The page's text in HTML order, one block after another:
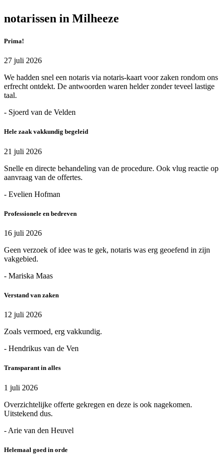
notarissen in Milheeze
Prima!
27 juli 2026
We hadden snel een notaris via notaris-kaart voor zaken rondom ons
erfrecht ontdekt. De antwoorden waren helder zonder teveel lastige
taal.
- Sjoerd van de Velden
Hele zaak vakkundig begeleid
21 juli 2026
Snelle en directe behandeling van de procedure. Ook vlug reactie op
aanvraag van de offertes.
- Evelien Hofman
Professionele en bedreven
16 juli 2026
Geen verzoek of idee was te gek, notaris was erg geoefend in zijn
vakgebied.
- Mariska Maas
Verstand van zaken
12 juli 2026
Zoals vermoed, erg vakkundig.
- Hendrikus van de Ven
Transparant in alles
1 juli 2026
Overzichtelijke offerte gekregen en deze is ook nagekomen.
Uitstekend dus.
- Arie van den Heuvel
Helemaal goed in orde